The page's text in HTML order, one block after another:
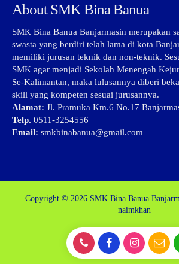
About SMK Bina Banua
SMK Bina Banua Banjarmasin merupakan
swasta yang berdiri telah lama di kota
memiliki jurusan teknik dan non-teknik.
SMK agar menjadi Sekolah Menengah
Se-Kalimantan, maka lulusannya diberi
skill yang kompeten sesuai jurusannya.
Alamat: Jl. Pramuka Km.6 No.17
Telp. 0511-3254556
Email: smkbinabanua@gmail.com
Copyright © 2026 SMK Bina Banua
naimkhan